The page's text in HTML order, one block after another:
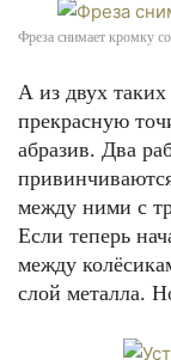
Фреза снимает кромку
А из двух
прекрасную
абразив. Два
между ними с
Если теперь
между
слой металла.